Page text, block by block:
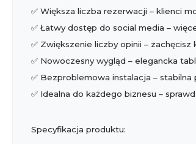
✅ Większa liczba rezerwacji – klienci
✅ Łatwy dostęp do social media –
✅ Zwiększenie liczby opinii –
✅ Nowoczesny wygląd – elegancka
✅ Bezproblemowa instalacja –
✅ Idealna do każdego biznesu –
Specyfikacja produktu: